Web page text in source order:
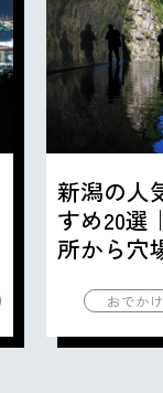
新潟の人
すめ20選
所から穴
おでか